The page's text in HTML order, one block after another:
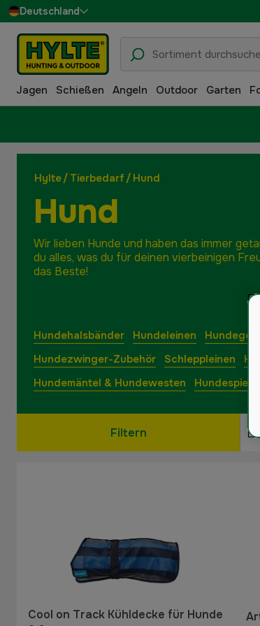
Deutschland
Sverige
Danmark
Suomi
Jagen Schießen Angeln Outdoor Garten
Hylte/ Tierbedarf / Hund
Hund
Wir lieben Hunde und haben das immer
du alles, was du für deinen vierbeinigen
das Beste!
Hundehalsbänder Hundeleinen
Hundezwinger-Zubehör
Schleppleinen
Hundemäntel & Hundewesten
Filtern
Cool on Track Kühldecke für Hunde